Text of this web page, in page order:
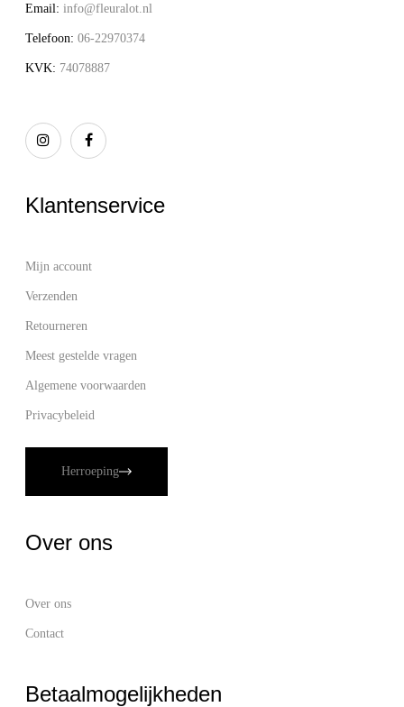
Email: info@fleuralot.nl
Telefoon: 06-22970374
KVK: 74078887
Klantenservice
Mijn account
Verzenden
Retourneren
Meest gestelde vragen
Algemene voorwaarden
Privacybeleid
Herroeping
Over ons
Over ons
Contact
Betaalmogelijkheden